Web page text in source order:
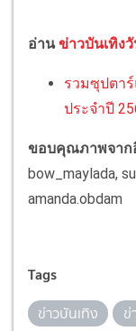
อ่านข่าวบันเทิง
รวมซุปตา
ประจำปี
ขอบคุณภาพจาก
bow_maylada,
amanda.obdam
Tags
ข่าวบันเทิง ข่